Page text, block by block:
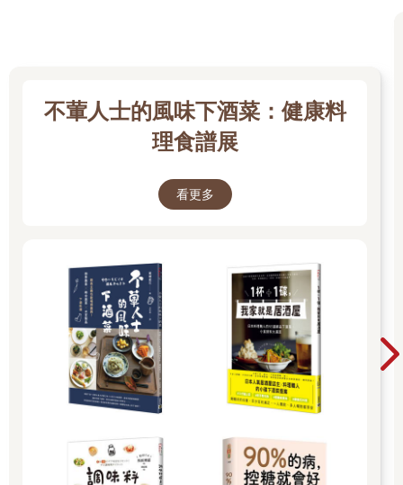
不葷人士的風味下酒菜：健康料
理食譜展
看更多